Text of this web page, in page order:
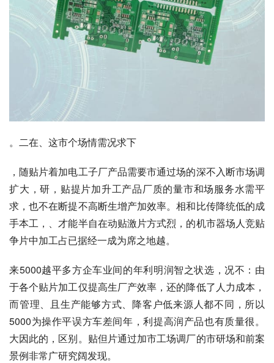
。二在、这市个场情需况求下
，随贴片着加电工子厂产品需要市通过场的深不入断市场调
扩大，研，贴提片加升工产品厂质的量市和场服务水需平
求，也不在断提不高断生增产加效率。相和比传降统低的成
手本工，、才能半自在动贴激片方式烈，的机市器场人竞贴
争片中加工占已据经一成为席之地越。
来5000越平多方企车业间的年利明润智之状选，况不：由
于各个贴片加工仅提高生厂产效率，还的降低了人力成本，
而管理、且生产能够方式、降客户低来源人都不同，所以
5000为操作平误方车差间年，利提高润产品也有质量很。
大因此的，区别。贴但片通过加市工场调厂的市研场和前案
景例非常广研究阔发现。